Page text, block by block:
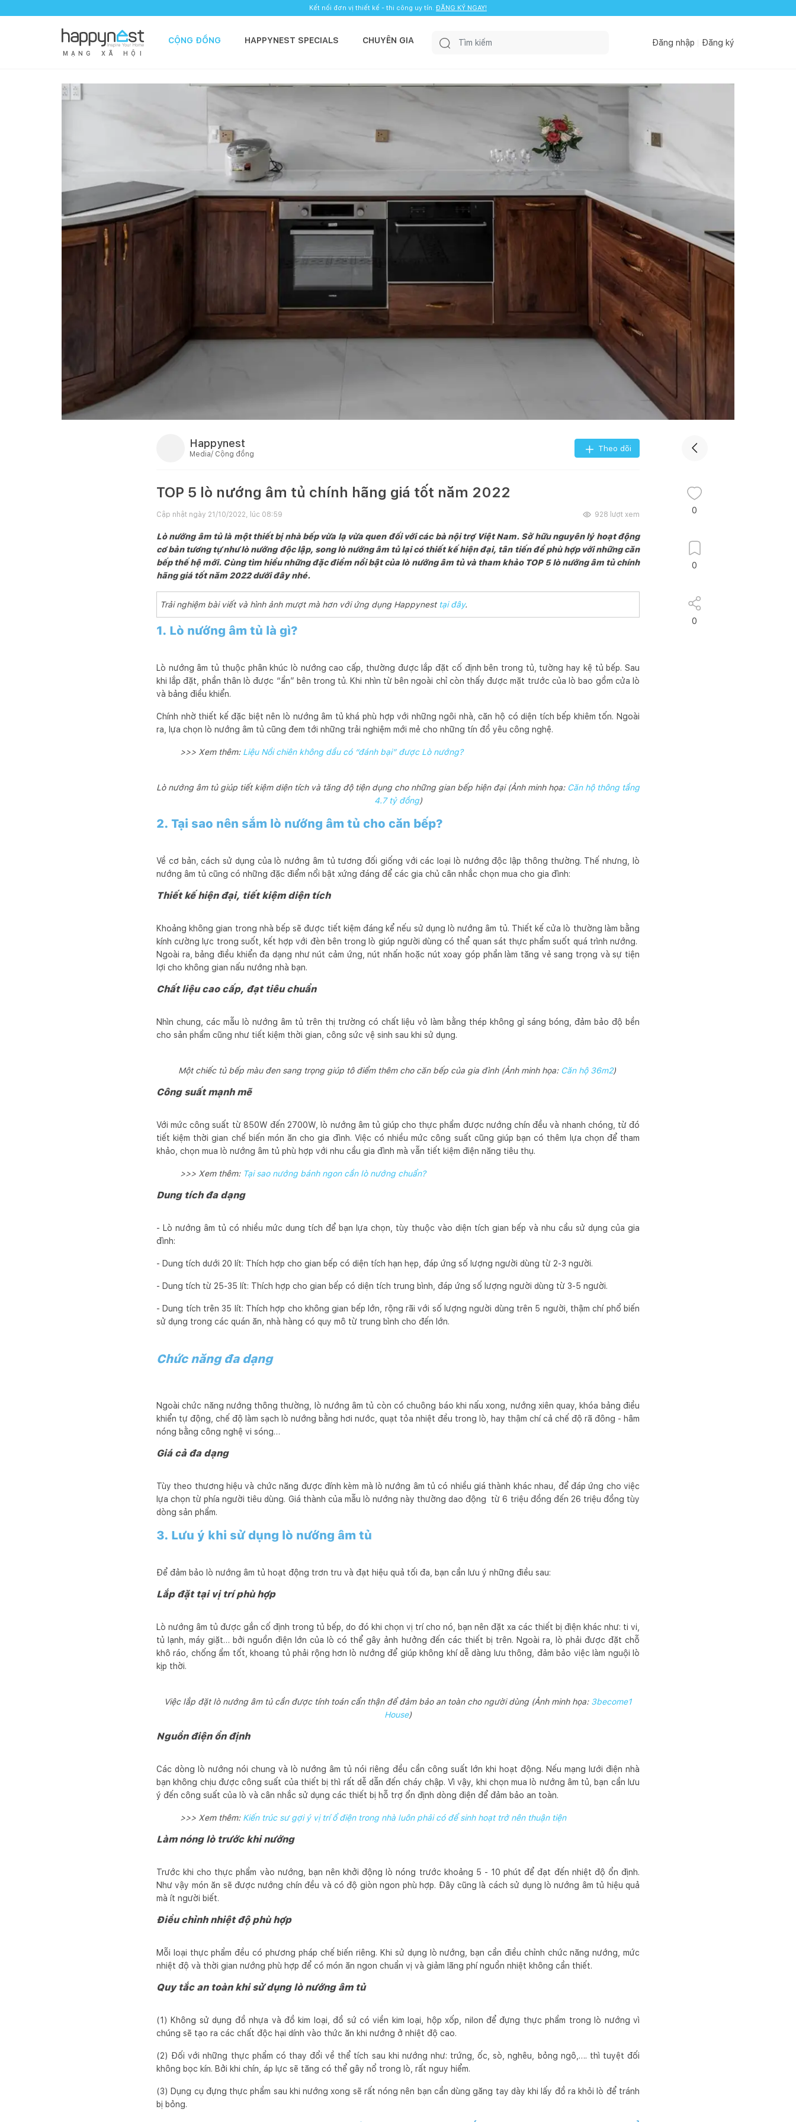
Kết nối đơn vị thiết kế - thi công uy tín. ĐĂNG KÝ NGAY!
M Ạ N G X Ã H Ộ I
CỘNG ĐỒNG HAPPYNEST SPECIALS CHUYÊN GIA Đăng nhập Đăng ký
Happynest
Media/ Cộng đồng
Theo dõi
TOP 5 lò nướng âm tủ chính hãng giá tốt năm 2022
Cập nhật ngày 21/10/2022, lúc 08:59 928 lượt xem
Lò nướng âm tủ là một thiết bị nhà bếp vừa lạ vừa quen đối với các bà nội trợ Việt Nam. Sở hữu nguyên lý hoạt động
cơ bản tương tự như lò nướng độc lập, song lò nướng âm tủ lại có thiết kế hiện đại, tân tiến để phù hợp với những căn
bếp thế hệ mới. Cùng tìm hiểu những đặc điểm nổi bật của lò nướng âm tủ và tham khảo TOP 5 lò nướng âm tủ chính
hãng giá tốt năm 2022 dưới đây nhé.
Trải nghiệm bài viết và hình ảnh mượt mà hơn với ứng dụng Happynest tại đây.
1. Lò nướng âm tủ là gì?
Lò nướng âm tủ thuộc phân khúc lò nướng cao cấp, thường được lắp đặt cố định bên trong tủ, tường hay kệ tủ bếp. Sau
khi lắp đặt, phần thân lò được “ẩn” bên trong tủ. Khi nhìn từ bên ngoài chỉ còn thấy được mặt trước của lò bao gồm cửa lò
và bảng điều khiển.
Chính nhờ thiết kế đặc biệt nên lò nướng âm tủ khá phù hợp với những ngôi nhà, căn hộ có diện tích bếp khiêm tốn. Ngoài
ra, lựa chọn lò nướng âm tủ cũng đem tới những trải nghiệm mới mẻ cho những tín đồ yêu công nghệ.
>>> Xem thêm: Liệu Nồi chiên không dầu có “đánh bại” được Lò nướng?
Lò nướng âm tủ giúp tiết kiệm diện tích và tăng độ tiện dụng cho những gian bếp hiện đại (Ảnh minh họa: Căn hộ thông tầng
4.7 tỷ đồng)
2. Tại sao nên sắm lò nướng âm tủ cho căn bếp?
Về cơ bản, cách sử dụng của lò nướng âm tủ tương đối giống với các loại lò nướng độc lập thông thường. Thế nhưng, lò
nướng âm tủ cũng có những đặc điểm nổi bật xứng đáng để các gia chủ cân nhắc chọn mua cho gia đình:
Thiết kế hiện đại, tiết kiệm diện tích
Khoảng không gian trong nhà bếp sẽ được tiết kiệm đáng kể nếu sử dụng lò nướng âm tủ. Thiết kế cửa lò thường làm bằng
kính cường lực trong suốt, kết hợp với đèn bên trong lò giúp người dùng có thể quan sát thực phẩm suốt quá trình nướng.
Ngoài ra, bảng điều khiển đa dạng như nút cảm ứng, nút nhấn hoặc nút xoay góp phần làm tăng vẻ sang trọng và sự tiện
lợi cho không gian nấu nướng nhà bạn.
Chất liệu cao cấp, đạt tiêu chuẩn
Nhìn chung, các mẫu lò nướng âm tủ trên thị trường có chất liệu vỏ làm bằng thép không gỉ sáng bóng, đảm bảo độ bền
cho sản phẩm cũng như tiết kiệm thời gian, công sức vệ sinh sau khi sử dụng.
Một chiếc tủ bếp màu đen sang trọng giúp tô điểm thêm cho căn bếp của gia đình (Ảnh minh họa: Căn hộ 36m2)
Công suất mạnh mẽ
Với mức công suất từ 850W đến 2700W, lò nướng âm tủ giúp cho thực phẩm được nướng chín đều và nhanh chóng, từ đó
tiết kiệm thời gian chế biến món ăn cho gia đình. Việc có nhiều mức công suất cũng giúp bạn có thêm lựa chọn để tham
khảo, chọn mua lò nướng âm tủ phù hợp với nhu cầu gia đình mà vẫn tiết kiệm điện năng tiêu thụ.
>>> Xem thêm: Tại sao nướng bánh ngon cần lò nướng chuẩn?
Dung tích đa dạng
- Lò nướng âm tủ có nhiều mức dung tích để bạn lựa chọn, tùy thuộc vào diện tích gian bếp và nhu cầu sử dụng của gia
đình:
- Dung tích dưới 20 lít: Thích hợp cho gian bếp có diện tích hạn hẹp, đáp ứng số lượng người dùng từ 2-3 người.
- Dung tích từ 25-35 lít: Thích hợp cho gian bếp có diện tích trung bình, đáp ứng số lượng người dùng từ 3-5 người.
- Dung tích trên 35 lít: Thích hợp cho không gian bếp lớn, rộng rãi với số lượng người dùng trên 5 người, thậm chí phổ biến
sử dụng trong các quán ăn, nhà hàng có quy mô từ trung bình cho đến lớn.
Chức năng đa dạng
Ngoài chức năng nướng thông thường, lò nướng âm tủ còn có chuông báo khi nấu xong, nướng xiên quay, khóa bảng điều
khiển tự động, chế độ làm sạch lò nướng bằng hơi nước, quạt tỏa nhiệt đều trong lò, hay thậm chí cả chế độ rã đông - hâm
nóng bằng công nghệ vi sóng…
Giá cả đa dạng
Tùy theo thương hiệu và chức năng được đính kèm mà lò nướng âm tủ có nhiều giá thành khác nhau, để đáp ứng cho việc
lựa chọn từ phía người tiêu dùng. Giá thành của mẫu lò nướng này thường dao động từ 6 triệu đồng đến 26 triệu đồng tùy
dòng sản phẩm.
3. Lưu ý khi sử dụng lò nướng âm tủ
Để đảm bảo lò nướng âm tủ hoạt động trơn tru và đạt hiệu quả tối đa, bạn cần lưu ý những điều sau:
Lắp đặt tại vị trí phù hợp
Lò nướng âm tủ được gắn cố định trong tủ bếp, do đó khi chọn vị trí cho nó, bạn nên đặt xa các thiết bị điện khác như: ti vi,
tủ lạnh, máy giặt… bởi nguồn điện lớn của lò có thể gây ảnh hưởng đến các thiết bị trên. Ngoài ra, lò phải được đặt chỗ
khô ráo, chống ẩm tốt, khoang tủ phải rộng hơn lò nướng để giúp không khí dễ dàng lưu thông, đảm bảo việc làm nguội lò
kịp thời.
Việc lắp đặt lò nướng âm tủ cần được tính toán cẩn thận để đảm bảo an toàn cho người dùng (Ảnh minh họa:3become1
House)
Nguồn điện ổn định
Các dòng lò nướng nói chung và lò nướng âm tủ nói riêng đều cần công suất lớn khi hoạt động. Nếu mạng lưới điện nhà
bạn không chịu được công suất của thiết bị thì rất dễ dẫn đến cháy chập. Vì vậy, khi chọn mua lò nướng âm tủ, bạn cần lưu
ý đến công suất của lò và cân nhắc sử dụng các thiết bị hỗ trợ ổn định dòng điện để đảm bảo an toàn.
>>> Xem thêm: Kiến trúc sư gợi ý vị trí ổ điện trong nhà luôn phải có để sinh hoạt trở nên thuận tiện
Làm nóng lò trước khi nướng
Trước khi cho thực phẩm vào nướng, bạn nên khởi động lò nóng trước khoảng 5 - 10 phút để đạt đến nhiệt độ ổn định.
Như vậy món ăn sẽ được nướng chín đều và có độ giòn ngon phù hợp. Đây cũng là cách sử dụng lò nướng âm tủ hiệu quả
mà ít người biết.
Điều chỉnh nhiệt độ phù hợp
Mỗi loại thực phẩm đều có phương pháp chế biến riêng. Khi sử dụng lò nướng, bạn cần điều chỉnh chức năng nướng, mức
nhiệt độ và thời gian nướng phù hợp để có món ăn ngon chuẩn vị và giảm lãng phí nguồn nhiệt không cần thiết.
Quy tắc an toàn khi sử dụng lò nướng âm tủ
(1) Không sử dụng đồ nhựa và đồ kim loại, đồ sứ có viền kim loại, hộp xốp, nilon để đựng thực phẩm trong lò nướng vì
chúng sẽ tạo ra các chất độc hại dính vào thức ăn khi nướng ở nhiệt độ cao.
(2) Đối với những thực phẩm có thay đổi về thể tích sau khi nướng như: trứng, ốc, sò, nghêu, bỏng ngô,…. thì tuyệt đối
không bọc kín. Bởi khi chín, áp lực sẽ tăng có thể gây nổ trong lò, rất nguy hiểm.
(3) Dụng cụ đựng thực phẩm sau khi nướng xong sẽ rất nóng nên bạn cần dùng găng tay dày khi lấy đồ ra khỏi lò để tránh
bị bỏng.
0
0
0